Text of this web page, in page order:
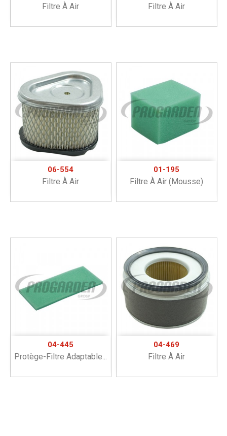
Filtre À Air Filtre À Air
06-554
Filtre À Air
01-195
Filtre À Air (mousse)
04-445
Protège-Filtre Adaptable...
04-469
Filtre À Air